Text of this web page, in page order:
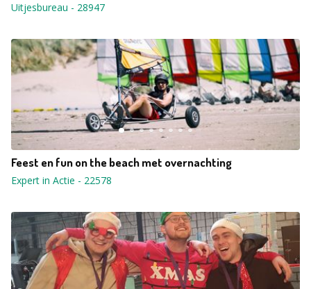
Uitjesbureau - 28947
Feest en fun on the beach met overnachting
Expert in Actie - 22578